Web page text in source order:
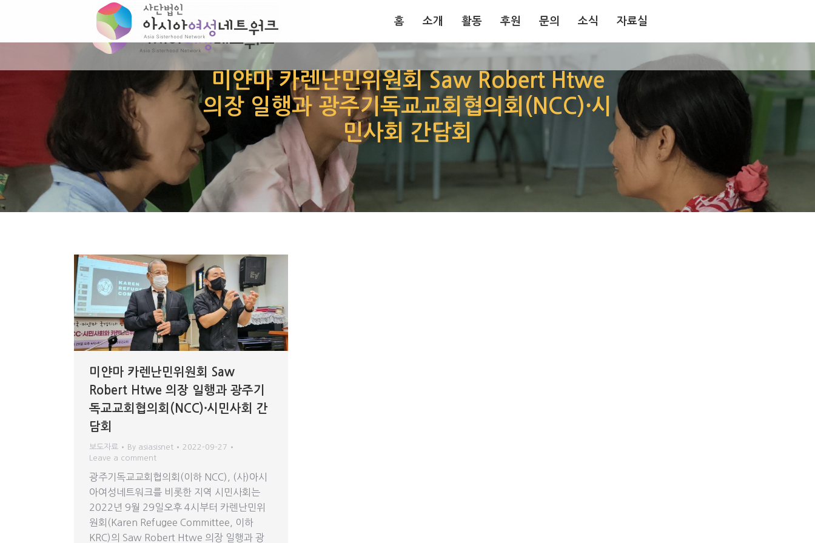
미얀마 카렌난민위원회 Saw Robert Htwe
의장 일행과 광주기독교교회협의회(NCC)⸱시
민사회 간담회
미얀마 카렌난민위원회 Saw
Robert Htwe 의장 일행과 광주기
독교교회협의회(NCC)⸱시민사회 간
담회
보도자료 By asiasisnet
2022-09-27
Leave a comment
광주기독교교회협의회(이하 NCC), (사)아시
아여성네트워크를 비롯한 지역 시민사회는
2022년 9월 29일오후 4시부터 카렌난민위
원회(Karen Refugee Committee, 이하
KRC)의 Saw Robert Htwe 의장 일행과 광
홈 소개 활동 후원 문의 소식 자료실